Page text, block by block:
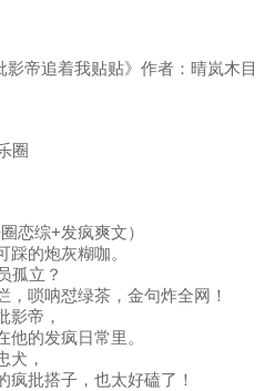
帝追着我贴贴》作者：晴岚木目
圈
综+发疯爽文）
的炮灰糊咖。
立？
唢呐怼绿茶，金句炸全网！
帝，
的发疯日常里。
，
批搭子，也太好磕了！